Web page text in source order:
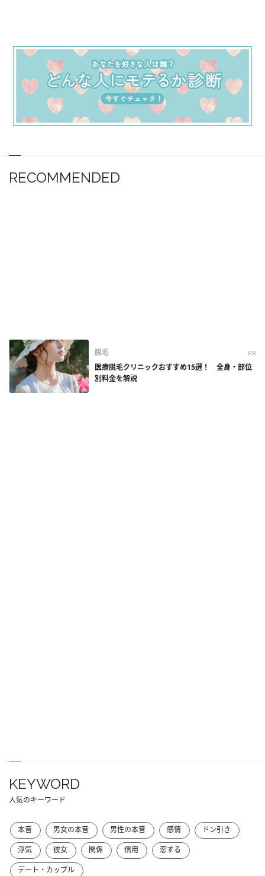
RECOMMENDED
脱毛 PR
医療脱毛クリニックおすすめ15選！ 全身・部位
別料金を解説
KEYWORD
人気のキーワード
本音 男女の本音 男性の本音 感情
ドン引き
浮気
彼女 関係 信用
恋する
デート・カップル